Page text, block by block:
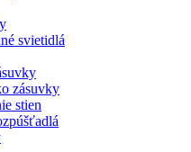
svietidlá
zásuvky
stien